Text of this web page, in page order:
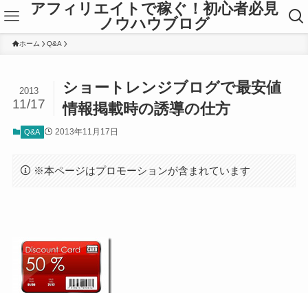
アフィリエイトで稼ぐ！初心者必見
ノウハウブログ
ホーム Q&A
ショートレンジブログで最安値
情報掲載時の誘導の仕方
2013
11/17
Q&A 2013年11月17日
※本ページはプロモーションが含まれています